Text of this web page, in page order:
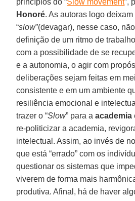
Honoré. As autoras logo
“slow”(devagar), nesse caso,
definição de um ritmo de
com a possibilidade de se
e a autonomia, o agir com
deliberações sejam feitas em
consistente e em um ambiente
resiliência emocional e
trazer o “Slow” para aacademia
re-politicizar a academia,
intelectual. Assim, ao invés de
que está “errado” com os
questionar os sistemas que
viverem de forma mais
produtiva. Afinal, há de haver